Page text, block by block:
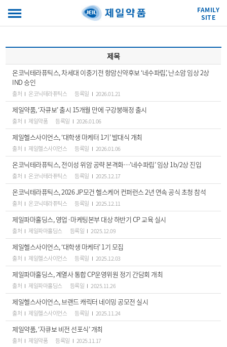
FAMILY
SITE
제목
온코닉테라퓨틱스, 차세대 이중기전 항암신약후보 ‘네수파립’, 난소암 임상 2상
IND 승인
출처 온코닉테라퓨틱스 등록일 2026.01.21
제일약품, ‘자큐보’ 출시 15개월 만에 구강붕해정 출시
출처 제일약품 등록일 2026.01.06
제일헬스사이언스, ‘대학생 마케터 1기’ 발대식 개최
출처 제일헬스사이언스 등록일 2026.01.06
온코닉테라퓨틱스, 전이성 위암 공략 본격화…’네수파립’ 임상 1b/2상 진입
출처 온코닉테라퓨틱스 등록일 2025.12.17
온코닉테라퓨틱스, 2026 JP모건 헬스케어 컨퍼런스 2년 연속 공식 초청 참석
출처 온코닉테라퓨틱스 등록일 2025.12.11
제일파마홀딩스, 영업·마케팅본부 대상 하반기 CP 교육 실시
출처 제일파마홀딩스 등록일 2025.12.09
제일헬스사이언스, ‘대학생 마케터’ 1기 모집
출처 제일헬스사이언스 등록일 2025.12.03
제일파마홀딩스, 계열사 통합 CP운영위원 정기 간담회 개최
출처 제일파마홀딩스 등록일 2025.11.26
제일헬스사이언스, 브랜드 캐릭터 네이밍 공모전 실시
출처 제일헬스사이언스 등록일 2025.11.24
제일약품, ‘자큐보 비전 선포식’ 개최
출처 제일약품 등록일 2025.11.17